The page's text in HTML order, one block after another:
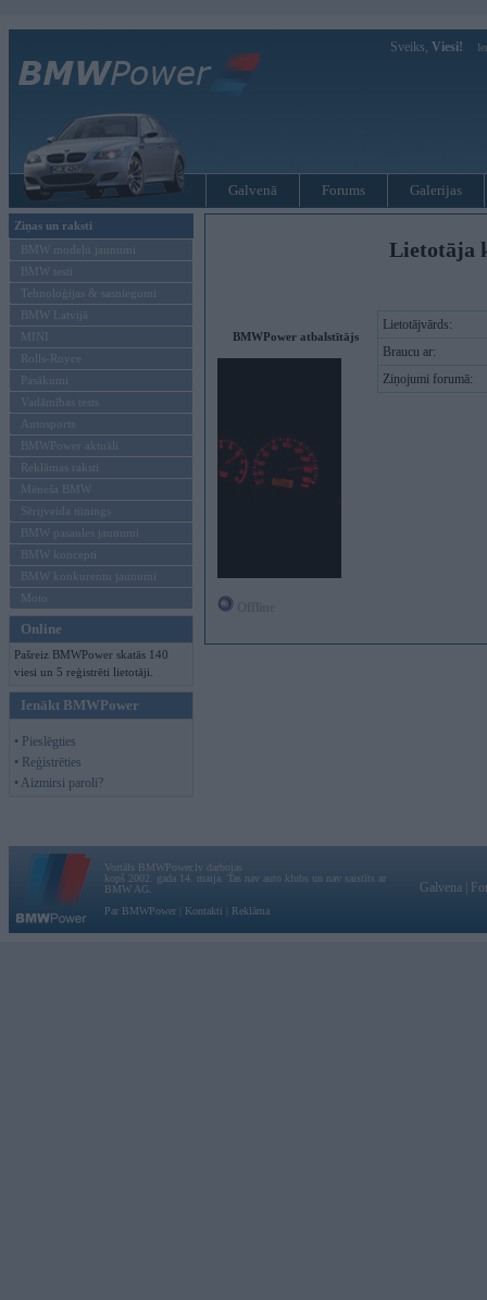
Sveiks, Viesi!
Galvenā Forums Galerijas
Ziņas un raksti
BMW modeļu jaunumi
BMW testi
Tehnoloģijas & sasniegumi
BMW Latvijā
MINI
Rolls-Royce
Pasākumi
Vadāmības tests
Autosports
BMWPower aktuāli
Reklāmas raksti
Mēneša BMW
Sērijveida tūnings
BMW pasaules jaunumi
BMW koncepti
BMW konkurentu jaunumi
Moto
Online
Pašreiz BMWPower skatās 140
viesi un 5 reģistrēti lietotāji.
Ienākt BMWPower
• Pieslēgties
• Reģistrēties
• Aizmirsi paroli?
Lietotāja
BMWPower atbalstītājs
Lietotājvārds:
Braucu ar:
Ziņojumi forumā:
Vortāls BMWPower.lv darbojas
kopš 2002. gada 14. maija. Tas nav auto klubs un nav saistīts ar
BMW AG.
Par BMWPower
Kontakti Reklāma
Galvena